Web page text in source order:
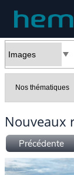
Nouveaux
Précédente